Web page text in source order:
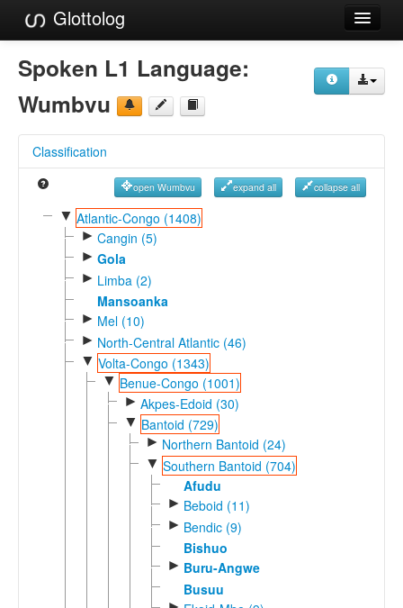
Glottolog
Languages
Families
References
Reference Search
GlottoScope
Spoken L1 Language:
Wumbvu
Classification
open Wumbvu expand all collapse all
▼ Atlantic-Congo (1408)
► Cangin (5)
► Gola
► Limba (2)
Mansoanka
► Mel (10)
► North-Central Atlantic (46)
▼ Volta-Congo (1343)
▼ Benue-Congo (1001)
► Akpes-Edoid (30)
▼ Bantoid (729)
► Northern Bantoid (24)
▼ Southern Bantoid (704)
Afudu
► Beboid (11)
► Bendic (9)
Bishuo
► Buru-Angwe
Busuu